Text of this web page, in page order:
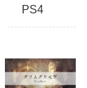
PS4